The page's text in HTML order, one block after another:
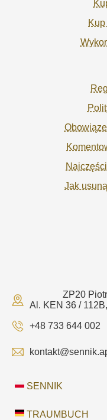
Jak
ZP20
Al. KEN 36 /
+48 733 644 002
SENNIK
TRAUMBUCH